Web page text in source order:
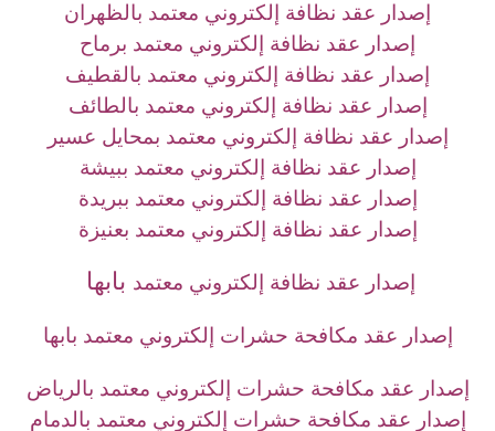
إصدار عقد نظافة إلكتروني معتمد بالظهران
إصدار عقد نظافة إلكتروني معتمد برماح
إصدار عقد نظافة إلكتروني معتمد بالقطيف
إصدار عقد نظافة إلكتروني معتمد بالطائف
إصدار عقد نظافة إلكتروني معتمد بمحايل عسير
إصدار عقد نظافة إلكتروني معتمد ببيشة
إصدار عقد نظافة إلكتروني معتمد ببريدة
إصدار عقد نظافة إلكتروني معتمد بعنيزة
إصدار عقد نظافة إلكتروني معتمد بابها
إصدار عقد مكافحة حشرات إلكتروني معتمد بابها
إصدار عقد مكافحة حشرات إلكتروني معتمد بالرياض
إصدار عقد مكافحة حشرات إلكتروني معتمد بالدمام